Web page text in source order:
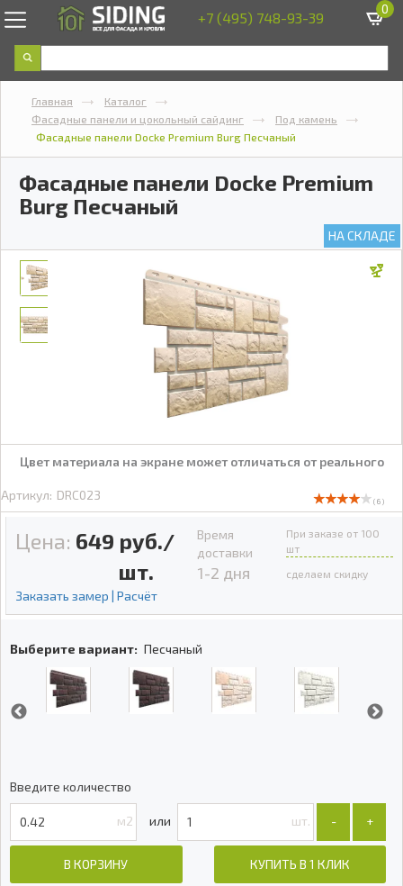
+7 (495) 748-93-39 0
Главная
Каталог
Фасадные панели и цокольный сайдинг
Под камень
Фасадные панели Docke Premium Burg Песчаный
Фасадные панели Docke Premium
Burg Песчаный
НА СКЛАДЕ
Цвет материала на экране может отличаться от реального
Артикул: DRC023 ( 6 )
Цена: 649 руб./
шт.
Заказать замер | Расчёт
Время
доставки
1-2 дня
При заказе от 100
шт
сделаем скидку
Выберите вариант: Песчаный
Введите количество
м2 шт. +
-
В КОРЗИНУ КУПИТЬ В 1 КЛИК